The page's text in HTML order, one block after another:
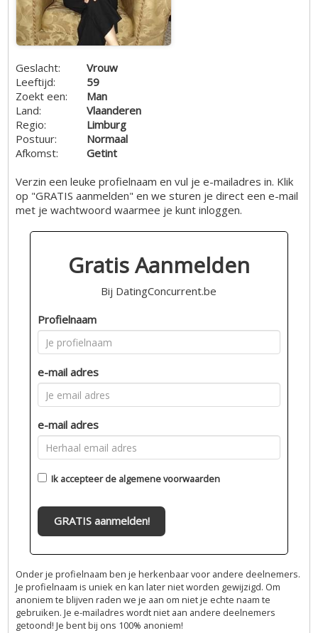
Geslacht:
Vrouw
Leeftijd:
59
Zoekt een:
Man
Land:
Vlaanderen
Regio:
Limburg
Postuur:
Normaal
Afkomst:
Getint
Verzin een leuke profielnaam en vul je e-mailadres in. Klik
op "GRATIS aanmelden" en we sturen je direct een e-mail
met je wachtwoord waarmee je kunt inloggen.
Gratis Aanmelden
Bij DatingConcurrent.be
Profielnaam
e-mail adres
e-mail adres
Ik accepteer de algemene voorwaarden
GRATIS aanmelden!
Onder je profielnaam ben je herkenbaar voor andere deelnemers.
Je profielnaam is uniek en kan later niet worden gewijzigd. Om
anoniem te blijven raden we je aan om niet je echte naam te
gebruiken. Je e-mailadres wordt niet aan andere deelnemers
getoond! Je bent bij ons 100% anoniem!